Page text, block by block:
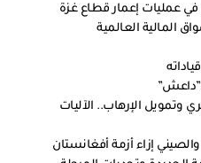
في عمليات إعمار قطاع غزة
المالية العالمية
وتمويل الإرهاب.. الآليات
إزاء أزمة أفغانستان